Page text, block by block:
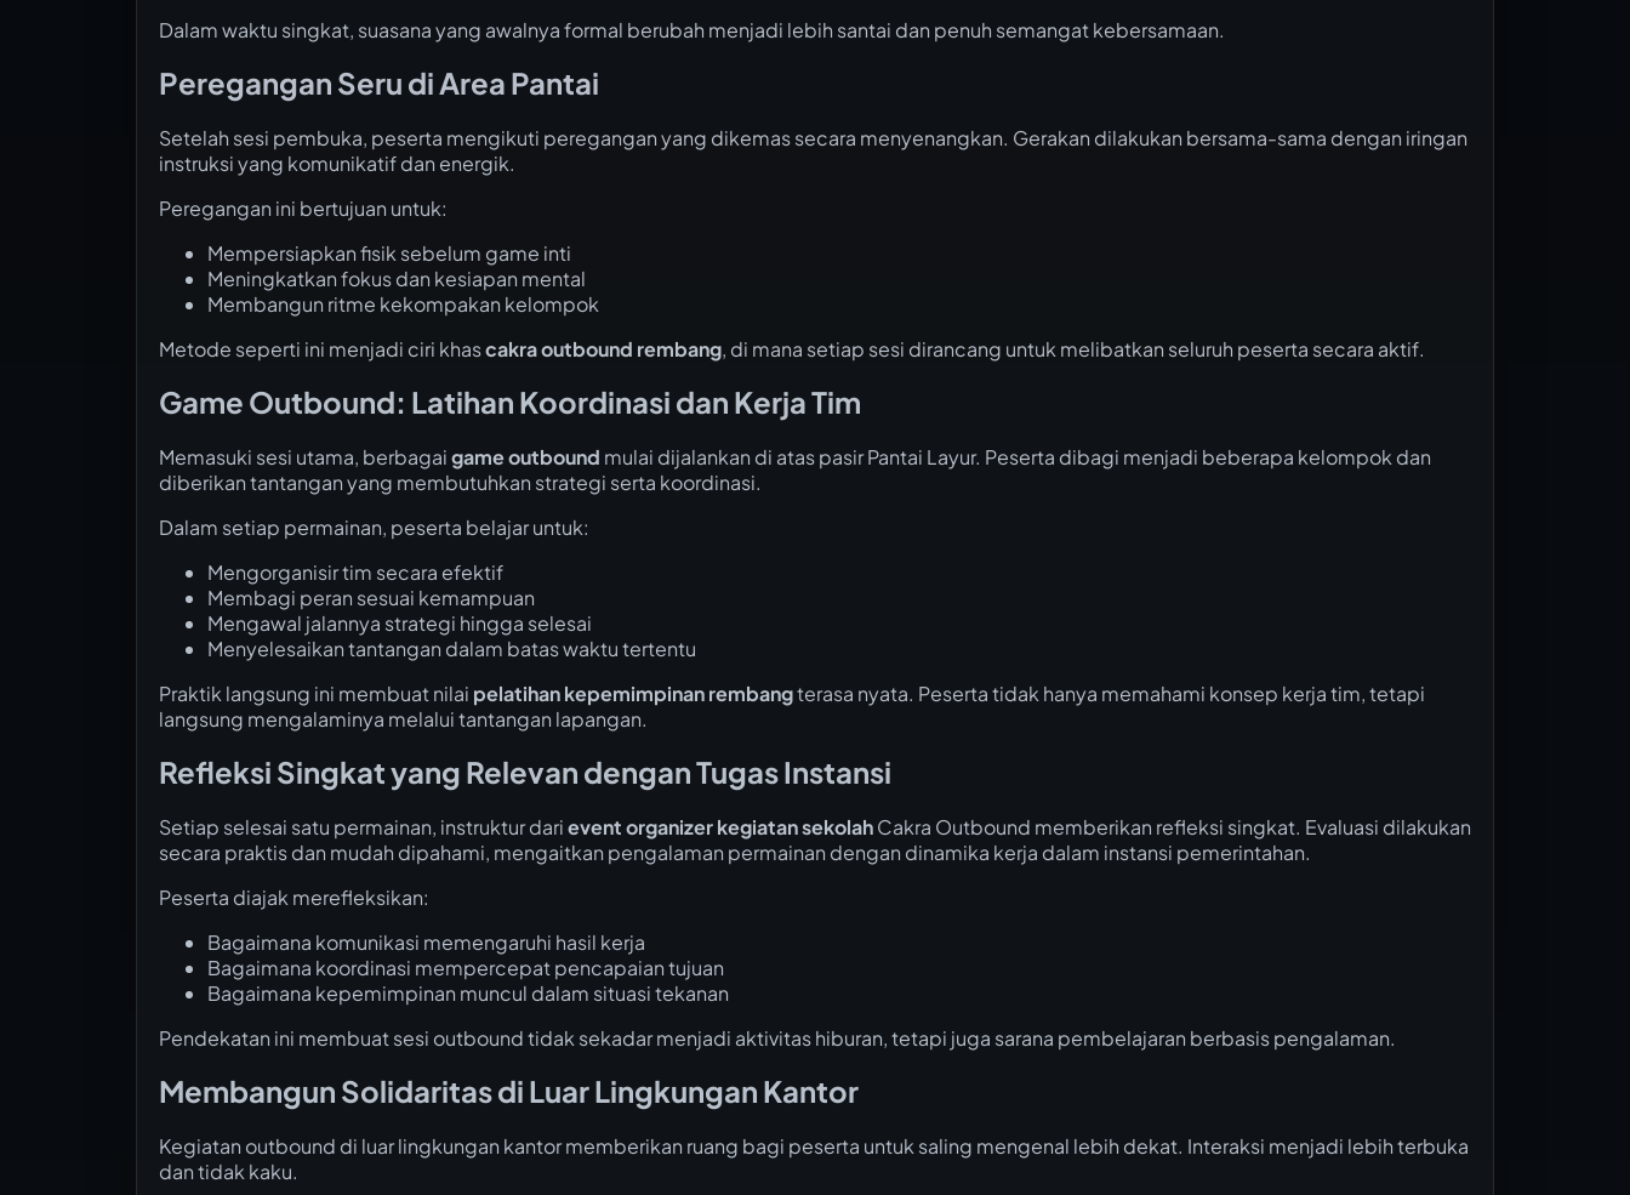
Dalam waktu singkat, suasana yang awalnya formal berubah menjadi lebih santai dan penuh semangat kebersamaan.
Peregangan Seru di Area Pantai
Setelah sesi pembuka, peserta mengikuti peregangan yang dikemas secara menyenangkan. Gerakan dilakukan bersama-sama dengan iringan
instruksi yang komunikatif dan energik.
Peregangan ini bertujuan untuk:
Mempersiapkan fisik sebelum game inti
Meningkatkan fokus dan kesiapan mental
Membangun ritme kekompakan kelompok
Metode seperti ini menjadi ciri khascakra outbound rembang, di mana setiap sesi dirancang untuk melibatkan seluruh peserta secara aktif.
Game Outbound: Latihan Koordinasi dan Kerja Tim
Memasuki sesi utama, berbagaigame outbound mulai dijalankan di atas pasir Pantai Layur. Peserta dibagi menjadi beberapa kelompok dan
diberikan tantangan yang membutuhkan strategi serta koordinasi.
Dalam setiap permainan, peserta belajar untuk:
Mengorganisir tim secara efektif
Membagi peran sesuai kemampuan
Mengawal jalannya strategi hingga selesai
Menyelesaikan tantangan dalam batas waktu tertentu
Praktik langsung ini membuat nilai pelatihan kepemimpinan rembangterasa nyata. Peserta tidak hanya memahami konsep kerja tim, tetapi
langsung mengalaminya melalui tantangan lapangan.
Refleksi Singkat yang Relevan dengan Tugas Instansi
Setiap selesai satu permainan, instruktur darievent organizer kegiatan sekolahCakra Outbound memberikan refleksi singkat. Evaluasi dilakukan
secara praktis dan mudah dipahami, mengaitkan pengalaman permainan dengan dinamika kerja dalam instansi pemerintahan.
Peserta diajak merefleksikan:
Bagaimana komunikasi memengaruhi hasil kerja
Bagaimana koordinasi mempercepat pencapaian tujuan
Bagaimana kepemimpinan muncul dalam situasi tekanan
Pendekatan ini membuat sesi outbound tidak sekadar menjadi aktivitas hiburan, tetapi juga sarana pembelajaran berbasis pengalaman.
Membangun Solidaritas di Luar Lingkungan Kantor
Kegiatan outbound di luar lingkungan kantor memberikan ruang bagi peserta untuk saling mengenal lebih dekat. Interaksi menjadi lebih terbuka
dan tidak kaku.